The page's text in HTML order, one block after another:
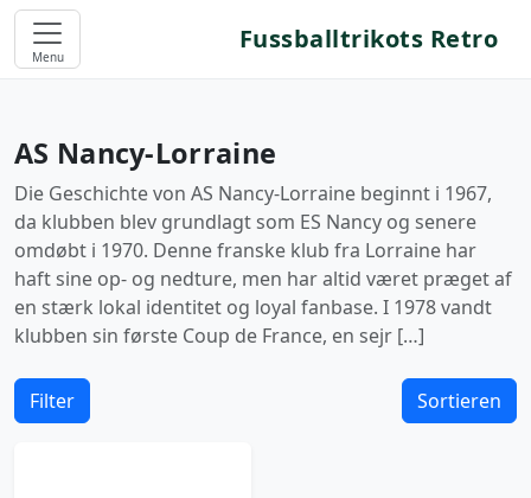
Menu
Fussballtrikots Retro
AS Nancy-Lorraine
Die Geschichte von AS Nancy-Lorraine beginnt i 1967,
da klubben blev grundlagt som ES Nancy og senere
omdøbt i 1970. Denne franske klub fra Lorraine har
haft sine op- og nedture, men har altid været præget af
en stærk lokal identitet og loyal fanbase. I 1978 vandt
klubben sin første Coup de France, en sejr […]
Filter Sortieren